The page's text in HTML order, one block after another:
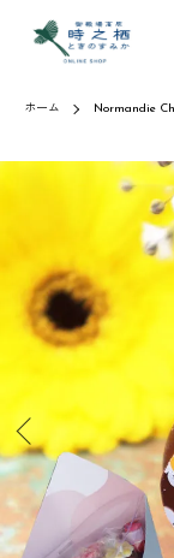
ホーム Normandie